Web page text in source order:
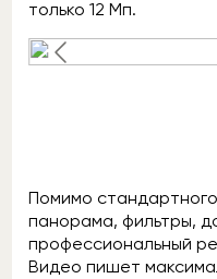
только 12 Мп.
Помимо
панорама, фильтры,
профессиональный
Видео пишет